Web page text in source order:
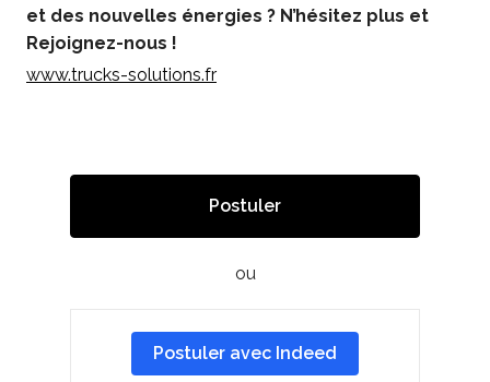
et des nouvelles énergies ? N’hésitez plus et
Rejoignez-nous !
www.trucks-solutions.fr
Postuler
ou
Postuler avec Indeed